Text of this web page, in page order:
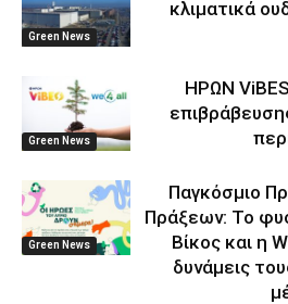
Green News
κλιματικά
Green News
ΗΡΩΝ
Green News
Παγκόσμιο
Πράξεων: Το
Βίκος και η
δυνάμεις